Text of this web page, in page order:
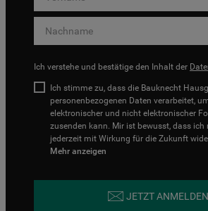
Ich verstehe und bestätige den Inhalt der
Ich stimme zu, dass die Bauknecht
personenbezogenen Daten verarbeitet,
elektronischer und nicht elektronischer
zusenden kann. Mir ist bewusst, dass
jederzeit mit Wirkung für die Zukunft
Mehr anzeigen
JETZT ANMELDEN